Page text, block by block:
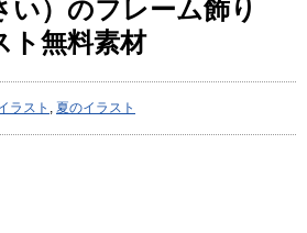
い）のフレーム飾り
ト無料素材
ラスト , 夏のイラスト